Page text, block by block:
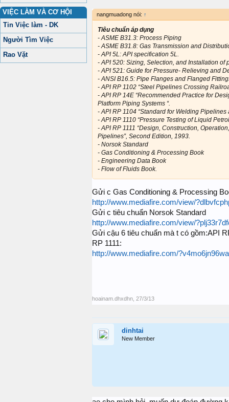
VIỆC LÀM VÀ CƠ HỘI
Tin Việc làm - DK
Người Tìm Việc
Rao Vặt
nangmuadong nói: ↑
Tiêu chuẩn áp dụng
- ASME B31.3: Process Piping
- ASME B31.8: Gas Transmission and
- API 5L: API specification 5L.
- API 520: Sizing, Selection, and Installation of
- API 521: Guide for Pressure- Relieving and
- ANSI B16.5: Pipe Flanges and Flanged
- API RP 1102 “Steel Pipelines Crossing
- API RP 14E “Recommended Practice for
Platform Piping Systems “.
- API RP 1104 “Standard for Welding
- API RP 1110 “Pressure Testing of Liquid
- API RP 1111 “Design, Construction,
Pipelines”, Second Edition, 1993.
- Norsok Standard
- Gas Conditioning & Processing Book
- Engineering Data Book
- Flow of Fluids Book.
Gửi c Gas Conditioning & Processing
http://www.mediafire.com/view/
Gửi c tiêu chuẩn Norsok Standard
http://www.mediafire.com/view/
Gửi cậu 6 tiêu chuẩn mà t có gồm:API
RP 1111:
http://www.mediafire.com/
hoainam.dhxdhn 27/3/13
dinhtai
New Member